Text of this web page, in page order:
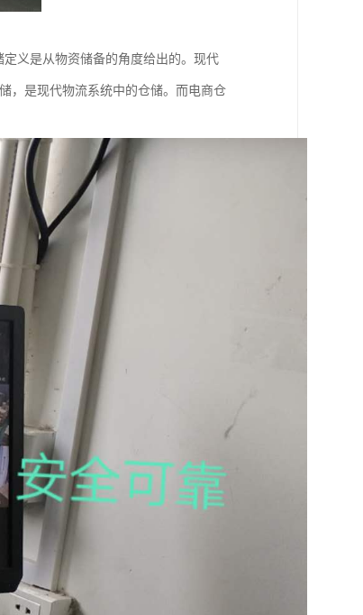
义是从物资储备的角度给出的。现代
，是现代物流系统中的仓储。而电商仓